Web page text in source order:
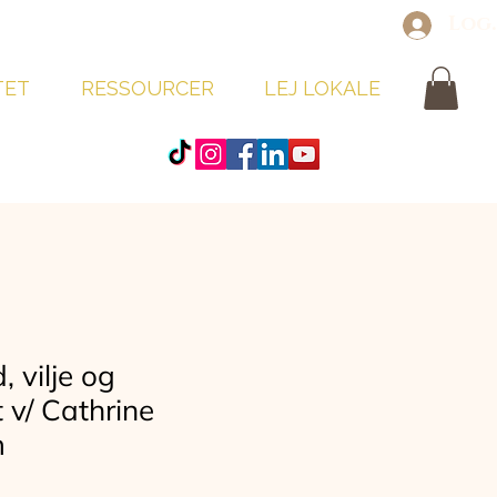
RESSOURCER LEJ LOKALE
vilje og
Cathrine